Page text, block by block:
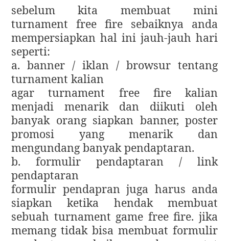
sebelum kita membuat mini
turnament free fire sebaiknya anda
mempersiapkan hal ini jauh-jauh hari
seperti:
a. banner / iklan / browsur tentang
turnament kalian
agar turnament free fire kalian
menjadi menarik dan diikuti oleh
banyak orang siapkan banner, poster
promosi yang menarik dan
mengundang banyak pendaptaran.
b. formulir pendaptaran / link
pendaptaran
formulir pendapran juga harus anda
siapkan ketika hendak membuat
sebuah turnament game free fire. jika
memang tidak bisa membuat formulir